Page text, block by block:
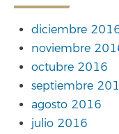
diciembre
noviembre
octubre 2016
septiembre
agosto 2016
julio 2016